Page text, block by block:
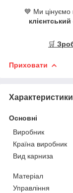
💙 Ми цінуємо
🛒
Приховати
Характеристики
Основні
Виробник
Країна виробник
Вид карниза
Матеріал
Управління